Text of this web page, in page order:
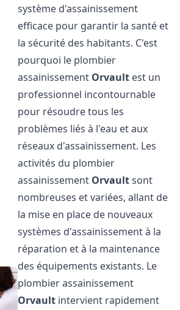
système d'assainissement
efficace pour garantir la santé et
la sécurité des habitants. C'est
pourquoi le plombier
assainissement Orvault est un
professionnel incontournable
pour résoudre tous les
problèmes liés à l'eau et aux
réseaux d'assainissement. Les
activités du plombier
assainissement Orvaultsont
nombreuses et variées, allant de
la mise en place de nouveaux
systèmes d'assainissement à la
réparation et à la maintenance
des équipements existants. Le
plombier assainissement
Orvault intervient rapidement